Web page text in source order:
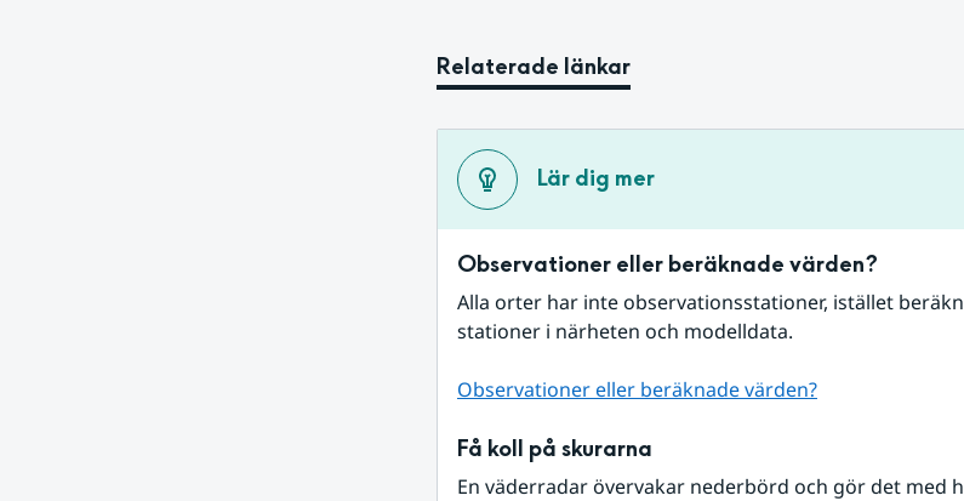
Relaterade länkar
Lär dig mer
Observationer eller beräknade värden?
Alla orter har inte observationsstationer, istället
stationer i närheten och modelldata.
Observationer eller beräknade värden?
Få koll på skurarna
En väderradar övervakar nederbörd och gör det med